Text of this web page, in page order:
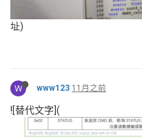
址)
W www123 11月之前
![替代文字](